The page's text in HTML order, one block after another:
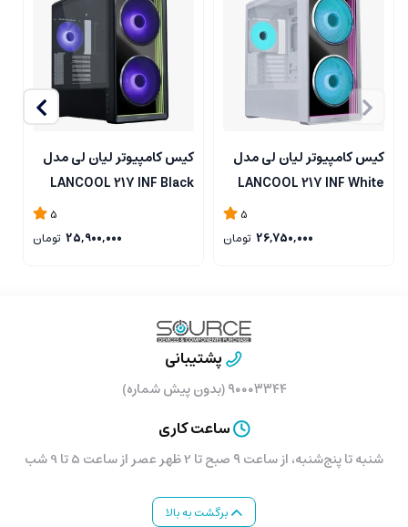
کیس کامپیوتر لیان لی مدل
LANCOOL 217 INF White
5
26,750,000 تومان
کیس کامپیوتر لیان لی مدل
LANCOOL 217 INF Black
5
25,900,000 تومان
پشتیبانی
۹۰۰۰۳۳۴۴ (بدون پیش شماره)
ساعت کاری
شنبه تا پنج‌شنبه، از ساعت ۹ صبح تا 2 ظهر عصر از ساعت 5 تا 9 شب
برگشت به بالا